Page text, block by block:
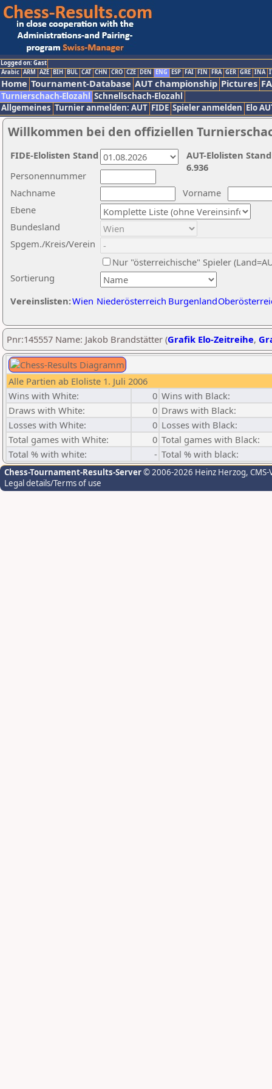
Logged on: Gast
Arabic ARM AZE BIH BUL CAT CHN CRO CZE DEN ENG ESP FAI FIN FRA GER GRE INA
Home Tournament-Database AUT championship Pictures
Turnierschach-Elozahl Schnellschach-Elozahl
Allgemeines Turnier anmelden: AUT FIDE Spieler anmelden Elo
Willkommen bei den offiziellen
Nachname
Vorname
Ebene
Sortierung
Personennummer
Bundesland
Spgem./Kreis/Verein
Nur "österreichische" Spieler
Vereinslisten:Wien Niederösterreich Burgenland
AUT-Elolisten
6.936
FIDE-Elolisten Stand
Pnr:145557 Name: Jakob Brandstätter (Grafik Elo-Zeitreihe,
Alle Partien ab Eloliste 1. Juli 2006
Wins with White:
0 Wins with Black:
Draws with White:
0 Draws with Black:
Losses with White:
0 Losses with Black:
Total games with White:
0 Total games with Black:
Total % with white:
- Total % with black:
Chess-Tournament-Results-Server© 2006-2026 Heinz Herzog,
Legal details/Terms of use